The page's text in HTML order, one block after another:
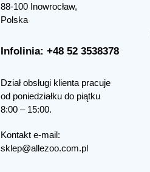
88-100 Inowrocław,
Polska
Infolinia: +48 52 3538378
Dział obsługi klienta pracuje
od poniedziałku do piątku
8:00 – 15:00.
Kontakt e-mail:
sklep@allezoo.com.pl